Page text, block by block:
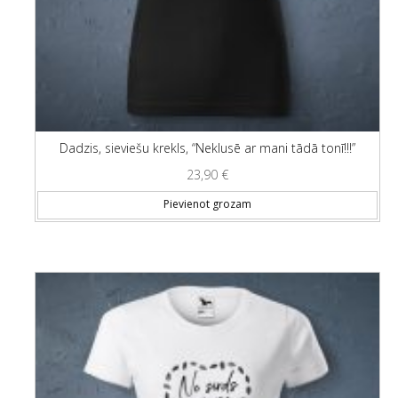
Dadzis, sieviešu krekls, “Neklusē ar mani tādā tonī!!!”
23,90 €
Pievienot grozam